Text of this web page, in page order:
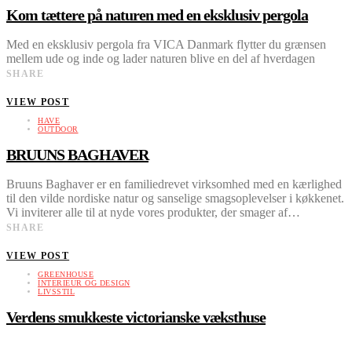
Kom tættere på naturen med en eksklusiv pergola
Med en eksklusiv pergola fra VICA Danmark flytter du grænsen
mellem ude og inde og lader naturen blive en del af hverdagen
SHARE
VIEW POST
HAVE
OUTDOOR
BRUUNS BAGHAVER
Bruuns Baghaver er en familiedrevet virksomhed med en kærlighed
til den vilde nordiske natur og sanselige smagsoplevelser i køkkenet.
Vi inviterer alle til at nyde vores produkter, der smager af…
SHARE
VIEW POST
GREENHOUSE
INTERIEUR OG DESIGN
LIVSSTIL
Verdens smukkeste victorianske væksthuse